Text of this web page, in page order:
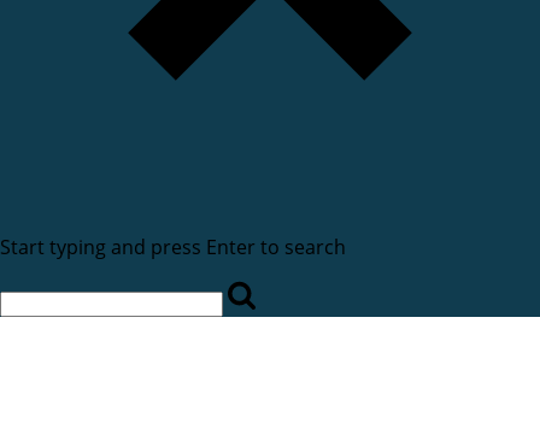
Start typing and press Enter to search